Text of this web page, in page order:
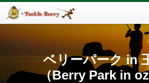
ベリーパーク in
（Berry Park in